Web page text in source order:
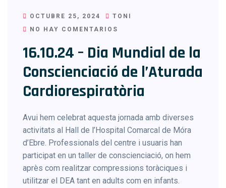
OCTUBRE 25, 2024
TONI
NO HAY COMENTARIOS
16.10.24 – Dia Mundial de la
Conscienciació de l’Aturada
Cardiorespiratòria
Avui hem celebrat aquesta jornada amb diverses
activitats al Hall de l’Hospital Comarcal de Móra
d’Ebre. Professionals del centre i usuaris han
participat en un taller de conscienciació, on hem
après com realitzar compressions toràciques i
utilitzar el DEA tant en adults com en infants.